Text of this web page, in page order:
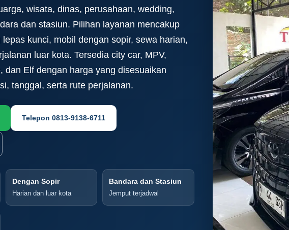
wisata, dinas, perusahaan, wedding,
dan stasiun. Pilihan layanan mencakup
kunci, mobil dengan sopir, sewa harian,
luar kota. Tersedia city car, MPV,
dan Elf dengan harga yang disesuaikan
tanggal, serta rute perjalanan.
Telepon 0813-9138-6711
Dengan Sopir
Harian dan luar kota
Bandara dan Stasiun
Jemput terjadwal